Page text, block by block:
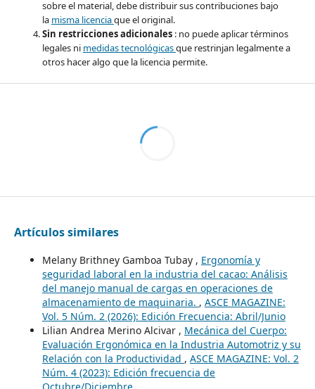
sobre el material, debe distribuir sus contribuciones bajo
la misma licenciaque el original.
Sin restricciones adicionales : no puede aplicar términos
legales ni medidas tecnológicasque restrinjan legalmente a
otros hacer algo que la licencia permite.
Artículos similares
Melany Brithney Gamboa Tubay , Ergonomía y
seguridad laboral en la industria del cacao: Análisis
del manejo manual de cargas en operaciones de
almacenamiento de maquinaria. , ASCE MAGAZINE:
Vol. 5 Núm. 2 (2026): Edición Frecuencia: Abril/Junio
Lilian Andrea Merino Alcivar , Mecánica del Cuerpo:
Evaluación Ergonómica en la Industria Automotriz y su
Relación con la Productividad , ASCE MAGAZINE: Vol. 2
Núm. 4 (2023): Edición frecuencia de